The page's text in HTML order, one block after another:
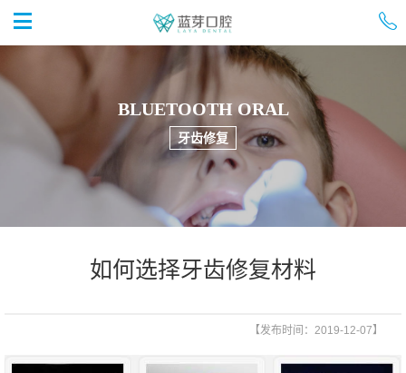
 
BLUETOOTH ORAL
牙齿修复
如何选择牙齿修复材料
【发布时间：2019-12-07】